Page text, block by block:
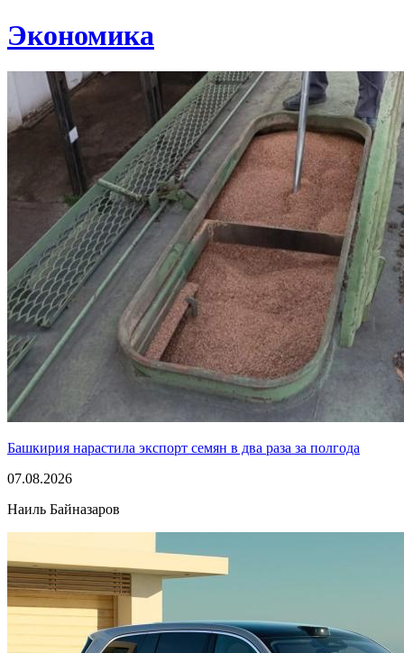
Экономика
Башкирия нарастила экспорт семян в два раза за полгода
07.08.2026
Наиль Байназаров